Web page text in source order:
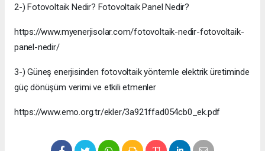
2-) Fotovoltaik Nedir? Fotovoltaik Panel Nedir?
https://www.myenerjisolar.com/fotovoltaik-nedir-fotovoltaik-
panel-nedir/
3-) Güneş enerjisinden fotovoltaik yöntemle elektrik üretiminde
güç dönüşüm verimi ve etkili etmenler
https://www.emo.org.tr/ekler/3a921ffad054cb0_ek.pdf